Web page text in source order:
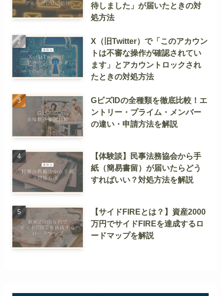
待しました」が届いたときの対
処方法
X（旧Twitter）で「このアカウン
トは不審な操作が確認されてい
ます」とアカウントロックされ
たときの対処方法
GビズIDの全種類を徹底比較！エ
ントリー・プライム・メンバー
の違い・申請方法を解説
【体験談】民事法務協会から手
紙（簡易書留）が届いたらどう
すればいい？対処方法を解説
【サイドFIREとは？】資産2000
万円でサイドFIREを達成するロ
ードマップを解説